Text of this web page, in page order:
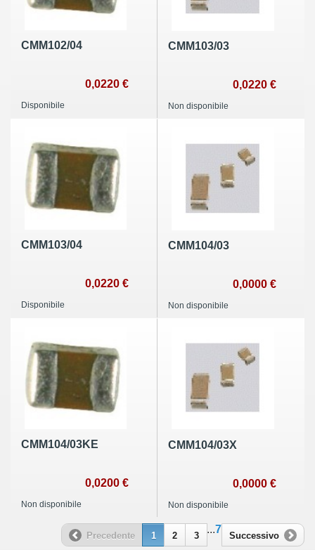
CMM102/04
0,0220 €
Disponibile
CMM103/03
0,0220 €
Non disponibile
CMM103/04
0,0220 €
Disponibile
CMM104/03
0,0000 €
Non disponibile
CMM104/03KE
0,0200 €
Non disponibile
CMM104/03X
0,0000 €
Non disponibile
Precedente 1 2 3
...7
Successivo